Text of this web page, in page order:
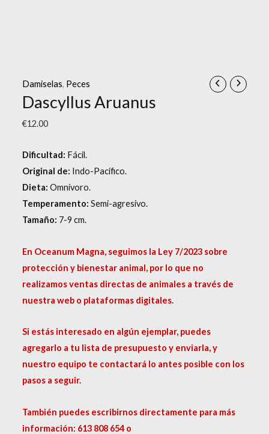
Damiselas, Peces
Dascyllus Aruanus
€12.00
Dificultad: Fácil.
Original de: Indo-Pacífico.
Dieta: Omnívoro.
Temperamento: Semi-agresivo.
Tamaño: 7-9 cm.
En Oceanum Magna, seguimos la Ley 7/2023 sobre
protección y bienestar animal, por lo que no
realizamos ventas directas de animales a través de
nuestra web o plataformas digitales.
Si estás interesado en algún ejemplar, puedes
agregarlo a tu lista de presupuesto y enviarla, y
nuestro equipo te contactará lo antes posible con los
pasos a seguir.
También puedes escribirnos directamente para más
información: 613 808 654 o